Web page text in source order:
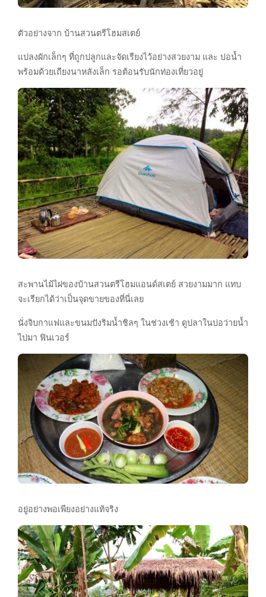
ตัวอย่างจาก บ้านสวนตรีโฮมสเตย์
แปลงผักเล็กๆ ที่ถูกปลูกและจัดเรียงไว้อย่างสวยงาม และ บ่อน้ำ
พร้อมด้วยเถียงนาหลังเล็ก รอต้อนรับนักท่องเที่ยวอยู่
สะพานไม้ไผ่ของบ้านสวนตรีโฮมแอนด์สเตย์ สวยงามมาก แทบ
จะเรียกได้ว่าเป็นจุดขายของที่นี่เลย
นั่งจิบกาแฟและขนมปังริมน้ำชิลๆ ในช่วงเช้า ดูปลาในบ่อว่ายน้ำ
ไปมา ฟินเวอร์
อยู่อย่างพอเพียงอย่างแท้จริง